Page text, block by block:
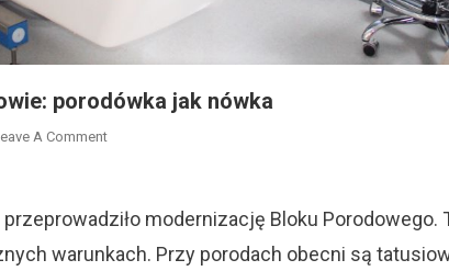
porodówka jak nówka
A CommentOn
W
Porodówka
modernizację Bloku Porodowego.
warunkach. Przy porodach obecni są